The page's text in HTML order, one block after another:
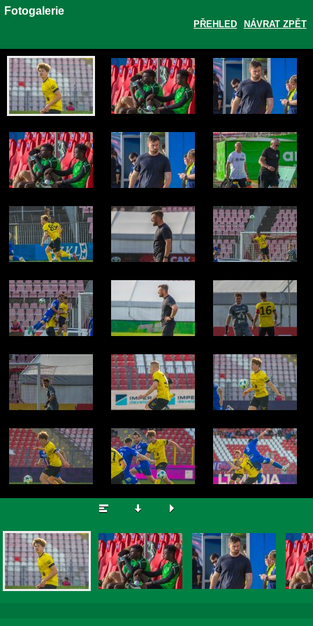
Zobrazit galerii
Fotogalerie
NÁVRAT ZPĚT
PŘEHLED
Šimon Černý © Zdeněk Brož